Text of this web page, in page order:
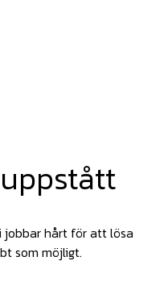
jobbar hårt för att lösa
som möjligt.